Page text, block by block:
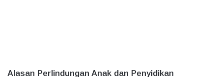
Alasan Perlindungan Anak dan Penyidikan